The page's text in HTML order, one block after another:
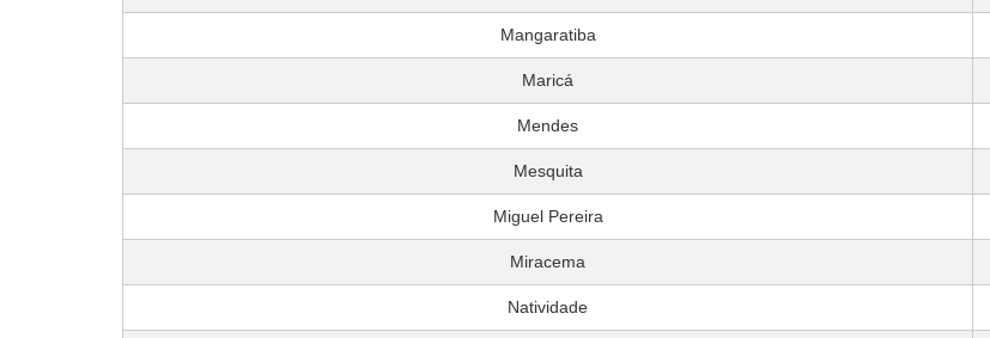
Mangaratiba
Maricá
Mendes
Mesquita
Miguel Pereira
Miracema
Natividade